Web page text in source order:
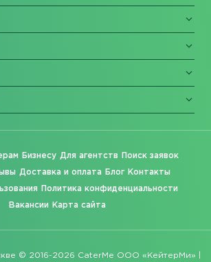
Бизнесу Для агентств Поиск заявок
Доставка и оплата Блог Контакты
Политика конфиденциальности
Вакансии Карта сайта
© 2016-2026 CaterMe ООО «КейтерМи» |